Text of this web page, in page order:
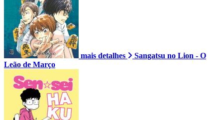
mais detalhes
Sangatsu no Lion - O
Leão de Março